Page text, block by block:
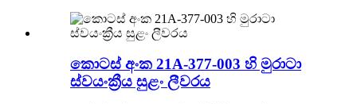
කොටස් අංක 21A-377-003 හි මුරාටා
ස්වයංක්‍රීය සුළං ලීවරය